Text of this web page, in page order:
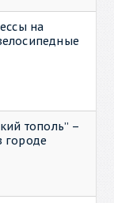
на
тополь” –
городе